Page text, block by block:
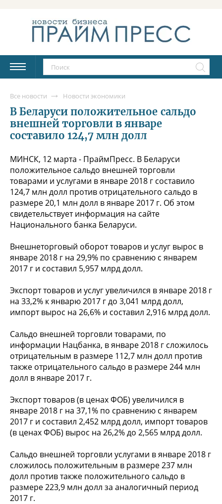
Все новости Новости экономики
В Беларуси положительное сальдо
внешней торговли в январе
составило 124,7 млн долл
МИНСК, 12 марта - ПраймПресс. В Беларуси
положительное сальдо внешней торговли
товарами и услугами в январе 2018 г составило
124,7 млн долл против отрицательного сальдо в
размере 20,1 млн долл в январе 2017 г. Об этом
свидетельствует информация на сайте
Национального банка Беларуси.
Внешнеторговый оборот товаров и услуг вырос в
январе 2018 г на 29,9% по сравнению с январем
2017 г и составил 5,957 млрд долл.
Экспорт товаров и услуг увеличился в январе 2018 г
на 33,2% к январю 2017 г до 3,041 млрд долл,
импорт вырос на 26,6% и составил 2,916 млрд долл.
Сальдо внешней торговли товарами, по
информации Нацбанка, в январе 2018 г сложилось
отрицательным в размере 112,7 млн долл против
также отрицательного сальдо в размере 244 млн
долл в январе 2017 г.
Экспорт товаров (в ценах ФОБ) увеличился в
январе 2018 г на 37,1% по сравнению с январем
2017 г и составил 2,452 млрд долл, импорт товаров
(в ценах ФОБ) вырос на 26,2% до 2,565 млрд долл.
Сальдо внешней торговли услугами в январе 2018 г
сложилось положительным в размере 237 млн
долл против также положительного сальдо в
размере 223,9 млн долл за аналогичный период
2017 г.